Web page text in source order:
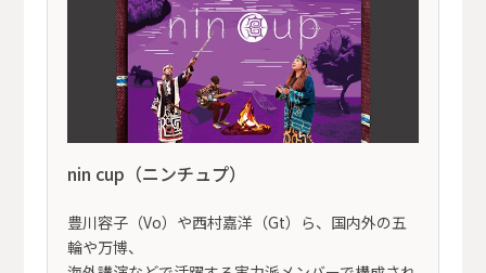
nin cup（ニンチュプ）
豊川容子（Vo）や西村嘉洋（Gt）ら、国内外の五
輪や万博、